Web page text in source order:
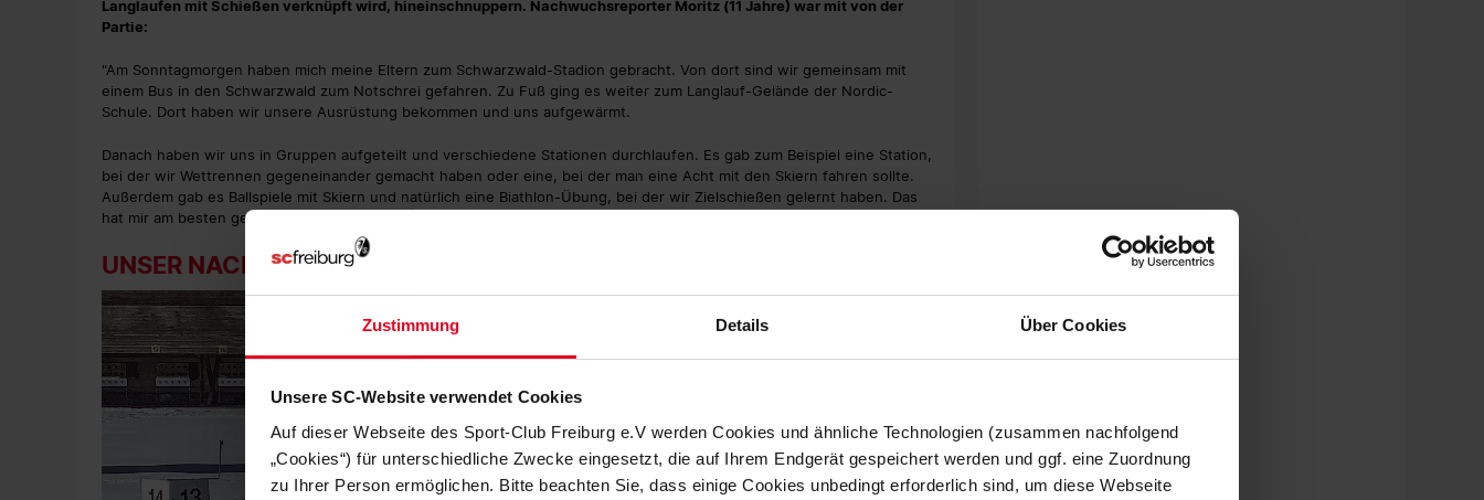
Zustimmung Details Über Cookies
Unsere SC-Website verwendet Cookies
Auf dieser Webseite des Sport-Club Freiburg e.V werden Cookies und ähnliche Technologien (zusammen nachfolgend
„Cookies“) für unterschiedliche Zwecke eingesetzt, die auf Ihrem Endgerät gespeichert werden und ggf. eine Zuordnung
zu Ihrer Person ermöglichen. Bitte beachten Sie, dass einige Cookies unbedingt erforderlich sind, um diese Webseite
Langlaufen mit Schießen verknüpft wird, hineinschnuppern. Nachwuchsreporter Moritz (11 Jahre) war mit von der
Partie:
"Am Sonntagmorgen haben mich meine Eltern zum Schwarzwald-Stadion gebracht. Von dort sind wir gemeinsam mit
einem Bus in den Schwarzwald zum Notschrei gefahren. Zu Fuß ging es weiter zum Langlauf-Gelände der Nordic-
Schule. Dort haben wir unsere Ausrüstung bekommen und uns aufgewärmt.
Danach haben wir uns in Gruppen aufgeteilt und verschiedene Stationen durchlaufen. Es gab zum Beispiel eine Station,
bei der wir Wettrennen gegeneinander gemacht haben oder eine, bei der man eine Acht mit den Skiern fahren sollte.
Außerdem gab es Ballspiele mit Skiern und natürlich eine Biathlon-Übung, bei der wir Zielschießen gelernt haben. Das
hat mir am besten gefallen. Und am Ende haben wir alle eine Abschlussrunde auf der Langlaufbahn gedreht."
UNSER NACHWUCHSREPORTER